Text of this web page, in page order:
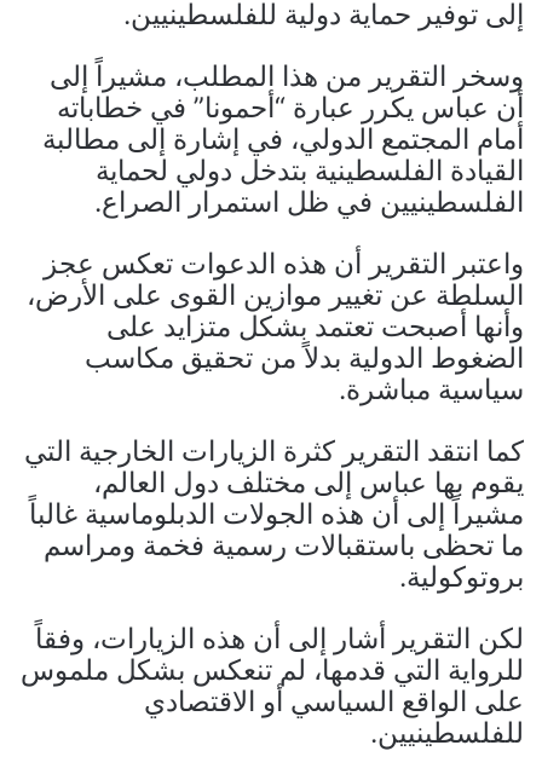
إلى توفير حماية دولية للفلسطينيين.
وسخر التقرير من هذا المطلب، مشيراً إلى
أن عباس يكرر عبارة “أحمونا” في خطاباته
أمام المجتمع الدولي، في إشارة إلى مطالبة
القيادة الفلسطينية بتدخل دولي لحماية
الفلسطينيين في ظل استمرار الصراع.
واعتبر التقرير أن هذه الدعوات تعكس عجز
السلطة عن تغيير موازين القوى على الأرض،
وأنها أصبحت تعتمد بشكل متزايد على
الضغوط الدولية بدلاً من تحقيق مكاسب
سياسية مباشرة.
كما انتقد التقرير كثرة الزيارات الخارجية التي
يقوم بها عباس إلى مختلف دول العالم،
مشيراً إلى أن هذه الجولات الدبلوماسية غالباً
ما تحظى باستقبالات رسمية فخمة ومراسم
بروتوكولية.
لكن التقرير أشار إلى أن هذه الزيارات، وفقاً
للرواية التي قدمها، لم تنعكس بشكل ملموس
على الواقع السياسي أو الاقتصادي
للفلسطينيين.